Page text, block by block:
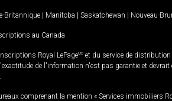
Britannique | Manitoba | Saskatchewan | Nouveau-
au Canada
Royal LePageMD et du service de
de l'information n'est pas garantie et
comprenant la mention « Services immobiliers